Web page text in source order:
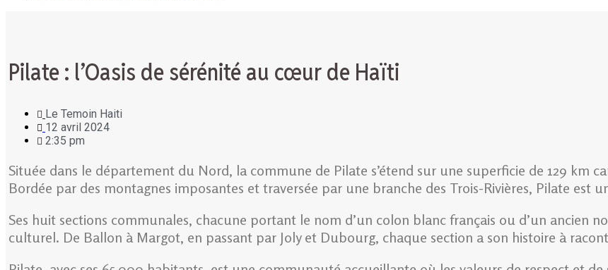
Pilate : l’Oasis de sérénité au cœur de Haïti
Le Temoin Haiti
12 avril 2024
2:35 pm
Située dans le département du Nord, la commune de Pilate s’étend sur une superficie de 129 km
Bordée par des montagnes imposantes et traversée par une branche des Trois-Rivières, Pilate
Ses huit sections communales, chacune portant le nom d’un colon blanc français ou d’un ancien
culturel. De Ballon à Margot, en passant par Joly et Dubourg, chaque section a son histoire à